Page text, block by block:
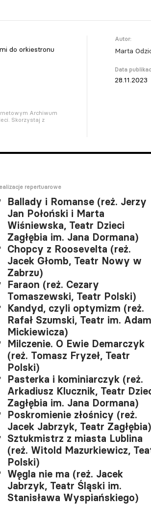
do orkiestronu
Archiwum
Skorzystaj z
Autor:
Marta
Data
28.11.2023
repertuarowe
Ballady i Romanse (reż. Jerzy
Jan Połoński i Marta
Wiśniewska, Teatr Dzieci
Zagłębia im. Jana Dormana)
Chopcy z Roosevelta (reż.
Jacek Głomb, Teatr Nowy w
Zabrzu)
Faraon (reż. Cezary
Tomaszewski, Teatr Polski)
Kandyd, czyli optymizm (reż.
Rafał Szumski, Teatr im.
Mickiewicza)
Milczenie. O Ewie Demarczyk
(reż. Tomasz Fryzeł, Teatr
Polski)
Pasterka i kominiarczyk (reż.
Arkadiusz Klucznik, Teatr
Zagłębia im. Jana Dormana)
Poskromienie złośnicy (reż.
Jacek Jabrzyk, Teatr Zagłębia)
Sztukmistrz z miasta Lublina
(reż. Witold Mazurkiewicz,
Polski)
Węgla nie ma (reż. Jacek
Jabrzyk, Teatr Śląski im.
Stanisława Wyspiańskiego)